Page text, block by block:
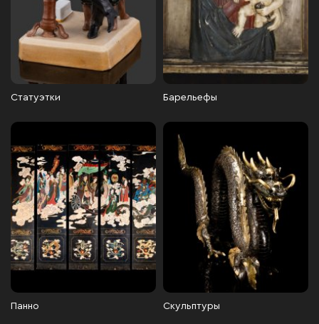
Статуэтки Барельефы
Панно Скульптуры